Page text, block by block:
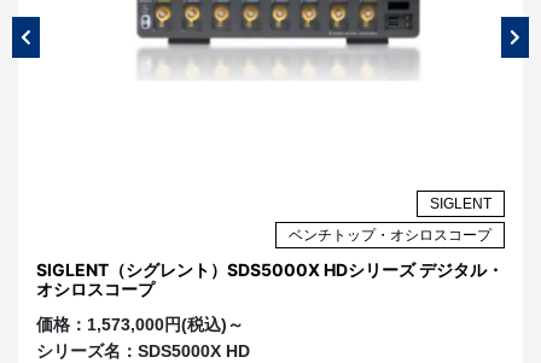
SIGLENT
ベンチトップ・オシロスコープ
SIGLENT（シグレント）SDS5000X HDシリーズ デジタル・
オシロスコープ
価格： 1,573,000円(税込)～
シリーズ名： SDS5000X HD